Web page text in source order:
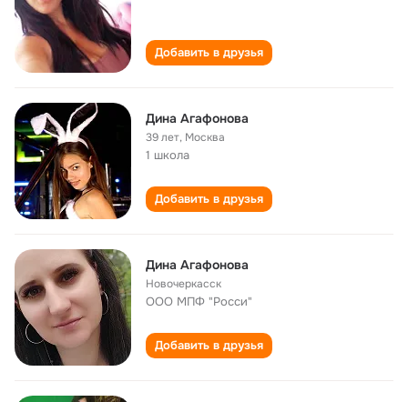
Добавить в друзья
Дина Агафонова
39 лет, Москва
1 школа
Добавить в друзья
Дина Агафонова
Новочеркасск
ООО МПФ "Росси"
Добавить в друзья